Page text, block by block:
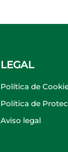
LEGAL
Política de
Política de
Aviso legal